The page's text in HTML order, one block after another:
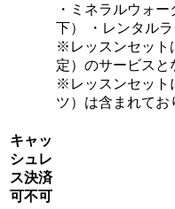
・ミネラルウォ
下） ・レンタル
※レッスンセット
定）のサービスと
※レッスンセット
ツ）は含まれてお
キャッ
シュレ
ス決済
可不可